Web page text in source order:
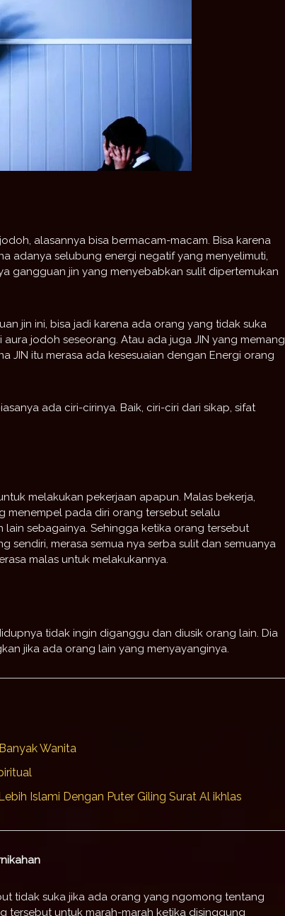
alasannya bisa bermacam-macam. Bisa karena
adanya selubung energi negatif yang menyelimuti,
gangguan jin yang menyebabkan sulit dipertemukan
jin ini, bisa jadi karena ada orang yang tidak suka
jodoh seseorang. Atau ada juga JIN yang memang
JIN itu merasa ada kesesuaian dengan Energi orang
ada ciri-cirinya. Baik, ciri-ciri dari sikap, sifat
melakukan pekerjaan apapun. Malas bekerja,
menempel pada diri orang tersebut selalu
sebagainya. Sehingga ketika orang tersebut
sendiri, merasa semua nya serba sulit dan semuanya
malas untuk melakukannya.
tidak ingin diganggu dan diusik orang lain. Dia
jika ada orang lain yang menyayanginya.
Wanita
Islami Dengan Puter Giling Surat Al ikhlas
tidak suka jika ada orang yang ngomong tentang
tersebut untuk marah-marah ketika disinggung